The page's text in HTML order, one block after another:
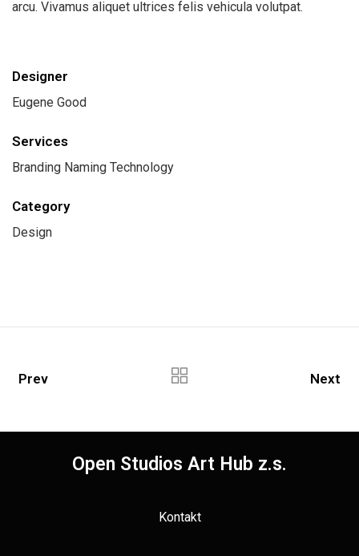
arcu. Vivamus aliquet ultrices felis vehicula volutpat.
Designer
Eugene Good
Services
Branding Naming Technology
Category
Design
Prev Next
Open Studios Art Hub z.s.
Kontakt